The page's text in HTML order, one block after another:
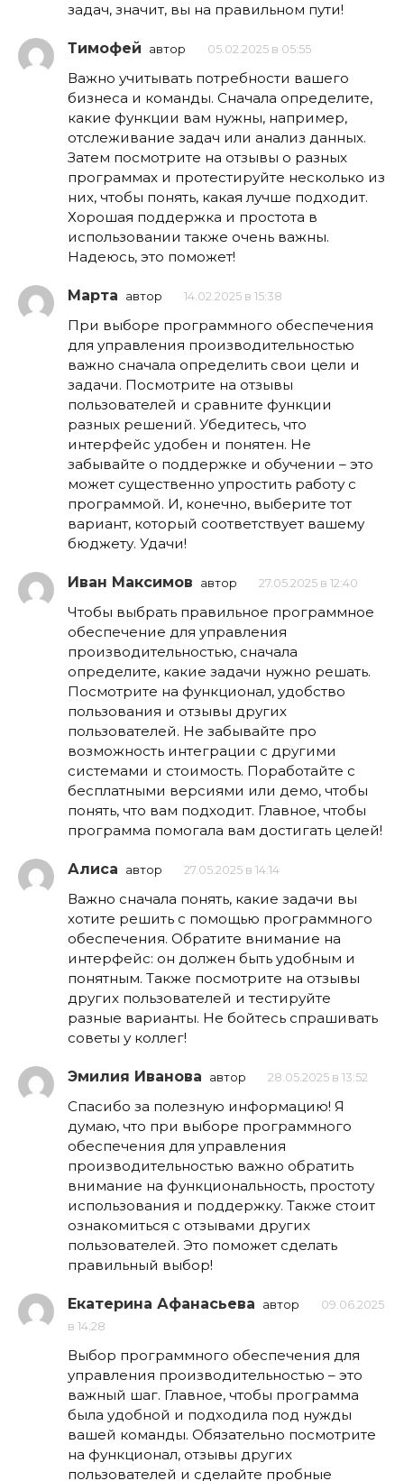
задач, значит, вы на правильном пути!
Тимофей автор 05.02.2025 в 05:55
Важно учитывать потребности вашего
бизнеса и команды. Сначала определите,
какие функции вам нужны, например,
отслеживание задач или анализ данных.
Затем посмотрите на отзывы о разных
программах и протестируйте несколько из
них, чтобы понять, какая лучше подходит.
Хорошая поддержка и простота в
использовании также очень важны.
Надеюсь, это поможет!
Марта автор 14.02.2025 в 15:38
При выборе программного обеспечения
для управления производительностью
важно сначала определить свои цели и
задачи. Посмотрите на отзывы
пользователей и сравните функции
разных решений. Убедитесь, что
интерфейс удобен и понятен. Не
забывайте о поддержке и обучении – это
может существенно упростить работу с
программой. И, конечно, выберите тот
вариант, который соответствует вашему
бюджету. Удачи!
Иван Максимов автор 27.05.2025 в 12:40
Чтобы выбрать правильное программное
обеспечение для управления
производительностью, сначала
определите, какие задачи нужно решать.
Посмотрите на функционал, удобство
пользования и отзывы других
пользователей. Не забывайте про
возможность интеграции с другими
системами и стоимость. Поработайте с
бесплатными версиями или демо, чтобы
понять, что вам подходит. Главное, чтобы
программа помогала вам достигать целей!
Алиса автор 27.05.2025 в 14:14
Важно сначала понять, какие задачи вы
хотите решить с помощью программного
обеспечения. Обратите внимание на
интерфейс: он должен быть удобным и
понятным. Также посмотрите на отзывы
других пользователей и тестируйте
разные варианты. Не бойтесь спрашивать
советы у коллег!
Эмилия Иванова автор 28.05.2025 в 13:52
Спасибо за полезную информацию! Я
думаю, что при выборе программного
обеспечения для управления
производительностью важно обратить
внимание на функциональность, простоту
использования и поддержку. Также стоит
ознакомиться с отзывами других
пользователей. Это поможет сделать
правильный выбор!
Екатерина Афанасьева автор
09.06.2025
в 14:28
Выбор программного обеспечения для
управления производительностью – это
важный шаг. Главное, чтобы программа
была удобной и подходила под нужды
вашей команды. Обязательно посмотрите
на функционал, отзывы других
пользователей и сделайте пробные